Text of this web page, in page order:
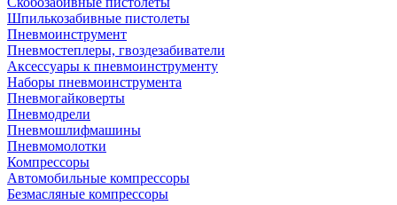
Шпилькозабивные пистолеты
Пневмоинструмент
Пневмостеплеры, гвоздезабиватели
Аксессуары к пневмоинструменту
Наборы пневмоинструмента
Пневмогайковерты
Пневмодрели
Пневмошлифмашины
Пневмомолотки
Компрессоры
Автомобильные компрессоры
Безмасляные компрессоры